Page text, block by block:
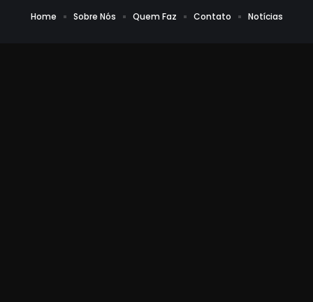
Home Sobre Nós Quem Faz Contato Notícias